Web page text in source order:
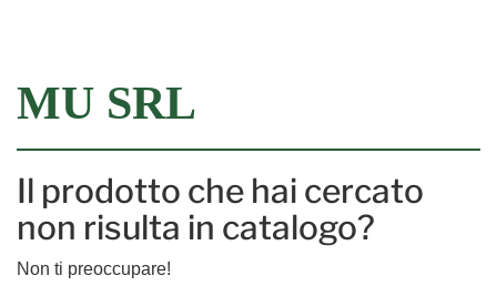
MU SRL
Il prodotto che hai cercato
non risulta in catalogo?
Non ti preoccupare!